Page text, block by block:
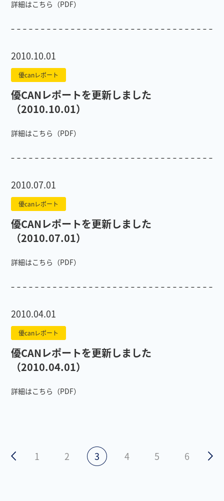
詳細はこちら（PDF）
2010.10.01
優canレポート
優CANレポートを更新しました
（2010.10.01）
詳細はこちら（PDF）
2010.07.01
優canレポート
優CANレポートを更新しました
（2010.07.01）
詳細はこちら（PDF）
2010.04.01
優canレポート
優CANレポートを更新しました
（2010.04.01）
詳細はこちら（PDF）
1 2 3 4 5 6